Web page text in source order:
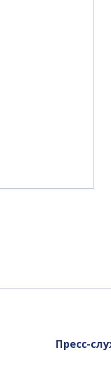
Пресс-